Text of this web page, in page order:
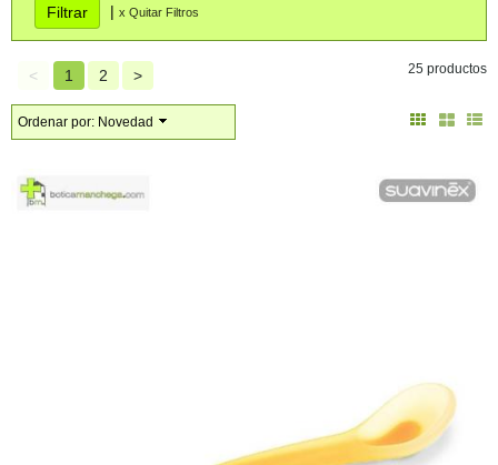
| x Quitar Filtros
< 1 2 > 25 productos
Ordenar por: Novedad